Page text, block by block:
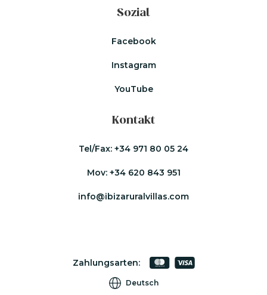
Sozial
Facebook
Instagram
YouTube
Kontakt
Tel/Fax: +34 971 80 05 24
Mov: +34 620 843 951
info@ibizaruralvillas.com
Zahlungsarten:
Deutsch